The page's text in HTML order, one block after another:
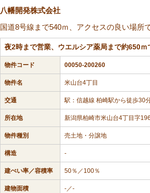
八幡開発株式会社
国道8号線まで540ｍ、アクセスの良い場所
夜2時まで営業、ウエルシア薬局まで約650ｍ
物件コード 00050-200260
物件名 米山台4丁目
交通 駅：信越線 柏崎駅から徒歩30
所在地 新潟県柏崎市米山台4丁目字
物件種別 売土地・分譲地
構造 -
建ぺい率／容積率 50％／100％
建物面積 -／-